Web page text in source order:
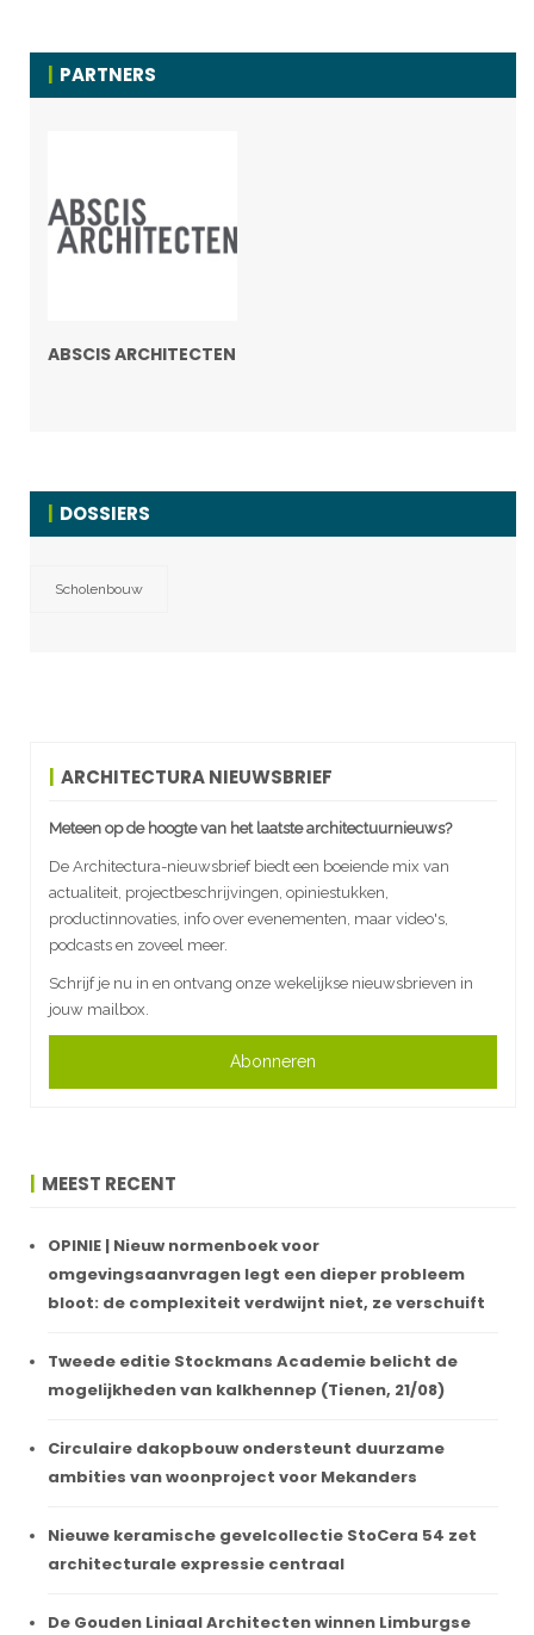
PARTNERS
ABSCIS ARCHITECTEN
DOSSIERS
Scholenbouw
ARCHITECTURA NIEUWSBRIEF
Meteen op de hoogte van het laatste architectuurnieuws?
De Architectura-nieuwsbrief biedt een boeiende mix van
actualiteit, projectbeschrijvingen, opiniestukken,
productinnovaties, info over evenementen, maar video's,
podcasts en zoveel meer.
Schrijf je nu in en ontvang onze wekelijkse nieuwsbrieven in
jouw mailbox.
Abonneren
MEEST RECENT
OPINIE | Nieuw normenboek voor
omgevingsaanvragen legt een dieper probleem
bloot: de complexiteit verdwijnt niet, ze verschuift
Tweede editie Stockmans Academie belicht de
mogelijkheden van kalkhennep (Tienen, 21/08)
Circulaire dakopbouw ondersteunt duurzame
ambities van woonproject voor Mekanders
Nieuwe keramische gevelcollectie StoCera 54 zet
architecturale expressie centraal
De Gouden Liniaal Architecten winnen Limburgse